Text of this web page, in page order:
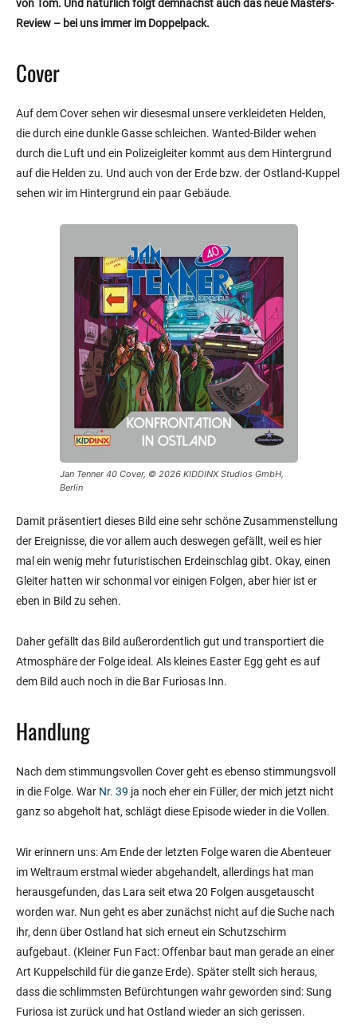
von Tom. Und natürlich folgt demnächst auch das neue Masters-
Review – bei uns immer im Doppelpack.
Cover
Auf dem Cover sehen wir diesesmal unsere verkleideten Helden,
die durch eine dunkle Gasse schleichen. Wanted-Bilder wehen
durch die Luft und ein Polizeigleiter kommt aus dem Hintergrund
auf die Helden zu. Und auch von der Erde bzw. der Ostland-Kuppel
sehen wir im Hintergrund ein paar Gebäude.
Jan Tenner 40 Cover, © 2026 KIDDINX Studios GmbH,
Berlin
Damit präsentiert dieses Bild eine sehr schöne Zusammenstellung
der Ereignisse, die vor allem auch deswegen gefällt, weil es hier
mal ein wenig mehr futuristischen Erdeinschlag gibt. Okay, einen
Gleiter hatten wir schonmal vor einigen Folgen, aber hier ist er
eben in Bild zu sehen.
Daher gefällt das Bild außerordentlich gut und transportiert die
Atmosphäre der Folge ideal. Als kleines Easter Egg geht es auf
dem Bild auch noch in die Bar Furiosas Inn.
Handlung
Nach dem stimmungsvollen Cover geht es ebenso stimmungsvoll
in die Folge. War Nr. 39 ja noch eher ein Füller, der mich jetzt nicht
ganz so abgeholt hat, schlägt diese Episode wieder in die Vollen.
Wir erinnern uns: Am Ende der letzten Folge waren die Abenteuer
im Weltraum erstmal wieder abgehandelt, allerdings hat man
herausgefunden, das Lara seit etwa 20 Folgen ausgetauscht
worden war. Nun geht es aber zunächst nicht auf die Suche nach
ihr, denn über Ostland hat sich erneut ein Schutzschirm
aufgebaut. (Kleiner Fun Fact: Offenbar baut man gerade an einer
Art Kuppelschild für die ganze Erde). Später stellt sich heraus,
dass die schlimmsten Befürchtungen wahr geworden sind: Sung
Furiosa ist zurück und hat Ostland wieder an sich gerissen.